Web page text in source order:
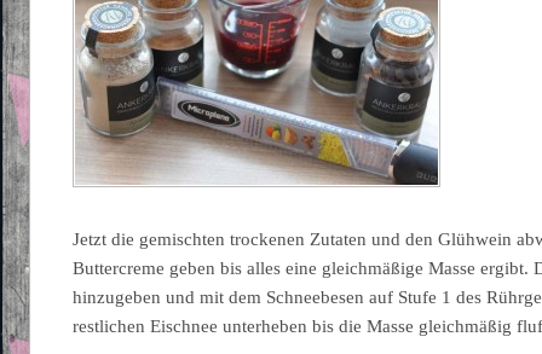
Jetzt die gemischten trockenen Zutaten und den Glühwein
Buttercreme geben bis alles eine gleichmäßige Masse ergibt.
hinzugeben und mit dem Schneebesen auf Stufe 1 des
restlichen Eischnee unterheben bis die Masse gleichmäßig